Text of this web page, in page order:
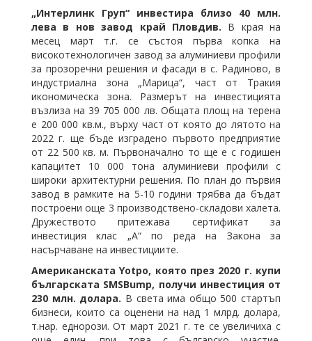
„Интерлинк Груп“ инвестира близо 40 млн.
лева в нов завод край Пловдив. В края на
месец март т.г. се състоя първа копка на
високотехнологичен завод за алуминиеви профили
за прозоречни решения и фасади в с. Радиново, в
индустриална зона „Марица“, част от Тракия
икономическа зона. Размерът на инвестицията
възлиза на 39 705 000 лв. Общата площ на терена
е 200 000 кв.м., върху част от която до лятото на
2022 г. ще бъде изградено първото предприятие
от 22 500 кв. м. Първоначално то ще е с годишен
капацитет 10 000 тона алуминиеви профили с
широки архитектурни решения. По план до първия
завод в рамките на 5-10 години трябва да бъдат
построени още 3 производствено-складови халета.
Дружеството притежава сертификат за
инвестиция клас „А“ по реда на Закона за
насърчаване на инвестициите.
Американската Yotpo, която през 2020 г. купи
българската SMSBump, получи инвестиция от
230 млн. долара. В света има общо 500 стартъп
бизнеси, които са оценени на над 1 млрд. долара,
т.нар. еднорози. От март 2021 г. те се увеличиха с